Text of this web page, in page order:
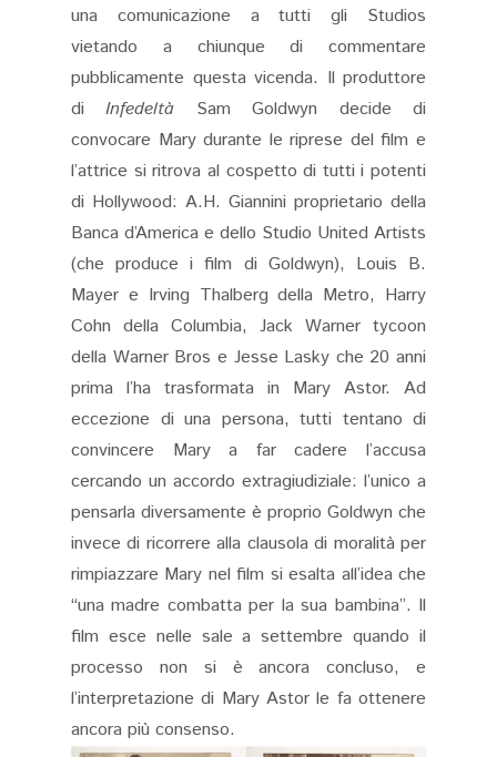
una comunicazione a tutti gli Studios
vietando a chiunque di commentare
pubblicamente questa vicenda. Il produttore
diInfedeltà Sam Goldwyn decide di
convocare Mary durante le riprese del film e
l’attrice si ritrova al cospetto di tutti i potenti
di Hollywood: A.H. Giannini proprietario della
Banca d’America e dello Studio United Artists
(che produce i film di Goldwyn), Louis B.
Mayer e Irving Thalberg della Metro, Harry
Cohn della Columbia, Jack Warner tycoon
della Warner Bros e Jesse Lasky che 20 anni
prima l’ha trasformata in Mary Astor. Ad
eccezione di una persona, tutti tentano di
convincere Mary a far cadere l’accusa
cercando un accordo extragiudiziale: l’unico a
pensarla diversamente è proprio Goldwyn che
invece di ricorrere alla clausola di moralità per
rimpiazzare Mary nel film si esalta all’idea che
“una madre combatta per la sua bambina”. Il
film esce nelle sale a settembre quando il
processo non si è ancora concluso, e
l’interpretazione di Mary Astor le fa ottenere
ancora più consenso.